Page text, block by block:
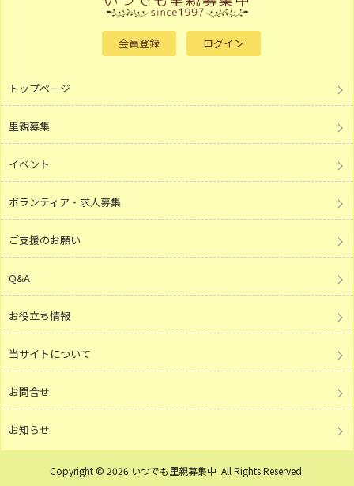
会員登録 ログイン
トップページ
里親募集
イベント
ボランティア・求人募集
ご支援のお願い
Q&A
お役立ち情報
当サイトについて
お問合せ
お知らせ
Copyright © 2026 いつでも里親募集中 .All Rights Reserved.